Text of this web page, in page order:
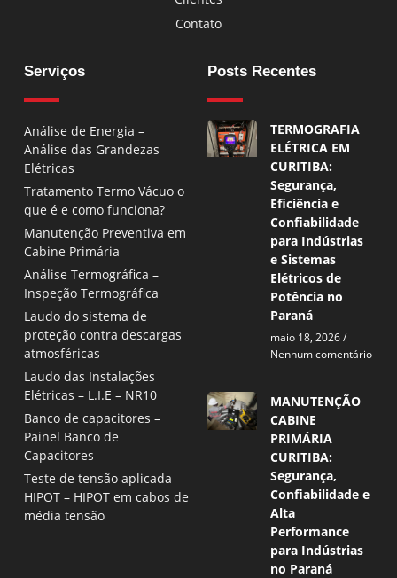
Contato
Serviços
Análise de Energia –
Análise das Grandezas
Elétricas
Tratamento Termo Vácuo o
que é e como funciona?
Manutenção Preventiva em
Cabine Primária
Análise Termográfica –
Inspeção Termográfica
Laudo do sistema de
proteção contra descargas
atmosféricas
Laudo das Instalações
Elétricas – L.I.E – NR10
Banco de capacitores –
Painel Banco de
Capacitores
Teste de tensão aplicada
HIPOT – HIPOT em cabos de
média tensão
Posts Recentes
TERMOGRAFIA
ELÉTRICA EM
CURITIBA:
Segurança,
Eficiência e
Confiabilidade
para Indústrias
e Sistemas
Elétricos de
Potência no
Paraná
maio 18, 2026
Nenhum comentário
MANUTENÇÃO
CABINE
PRIMÁRIA
CURITIBA:
Segurança,
Confiabilidade e
Alta
Performance
para Indústrias
no Paraná